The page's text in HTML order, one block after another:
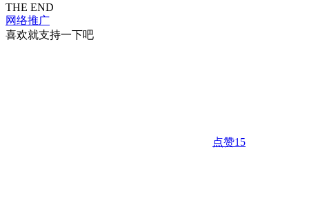
THE END
网络推广
喜欢就支持一下吧
点赞15